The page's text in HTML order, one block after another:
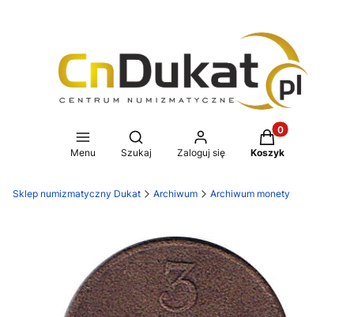
Menu
Otwórz wyszukiwarkę
Szukaj Zaloguj się
Produkty w
Koszyk
Sklep numizmatyczny Dukat Archiwum Archiwum monety